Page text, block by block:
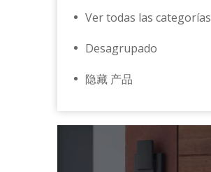
Ver todas las categorías
Desagrupado
隐藏 产品